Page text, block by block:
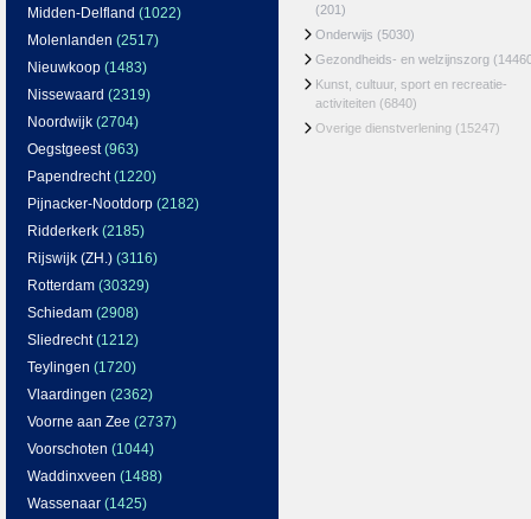
Midden-Delfland (1022)
Molenlanden (2517)
Nieuwkoop (1483)
Nissewaard (2319)
Noordwijk (2704)
Oegstgeest(963)
Papendrecht(1220)
Pijnacker-Nootdorp (2182)
Ridderkerk (2185)
Rijswijk (ZH.) (3116)
Rotterdam (30329)
Schiedam (2908)
Sliedrecht(1212)
Teylingen (1720)
Vlaardingen (2362)
Voorne aan Zee (2737)
Voorschoten (1044)
Waddinxveen (1488)
Wassenaar (1425)
(201)
Onderwijs (5030)
Gezondheids- en welzijnszorg
Kunst, cultuur, sport en recreatie-
activiteiten (6840)
Overige dienstverlening (15247)